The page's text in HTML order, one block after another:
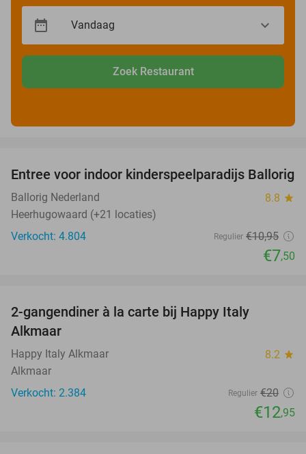
Zoek Restaurant
32%
Entree voor indoor kinderspeelparadijs Ballorig
Ballorig Nederland 8.8 star
Heerhugowaard (+21 locaties)
Verkocht: 4.804
Regulier €10,95
€7,50
2-gangendiner à la carte bij Happy Italy
Alkmaar
Happy Italy Alkmaar 8.2 star
Alkmaar
Verkocht: 2.384
Regulier €20
€12,95